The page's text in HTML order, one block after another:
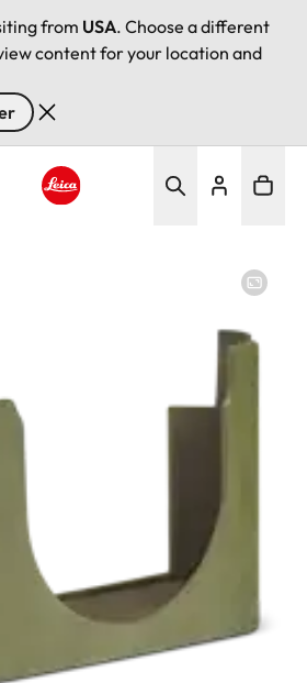
from USA. Choose a different
content for your location and